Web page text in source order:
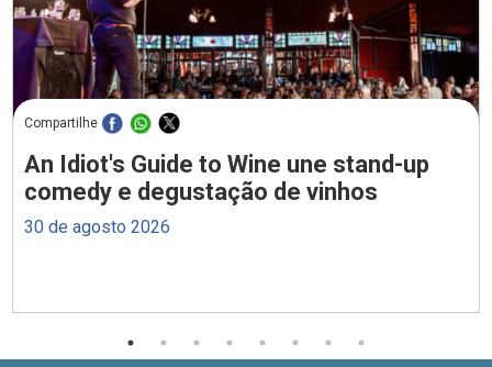
Compartilhe
An Idiot's Guide to Wine une stand-up
comedy e degustação de vinhos
30 de agosto 2026